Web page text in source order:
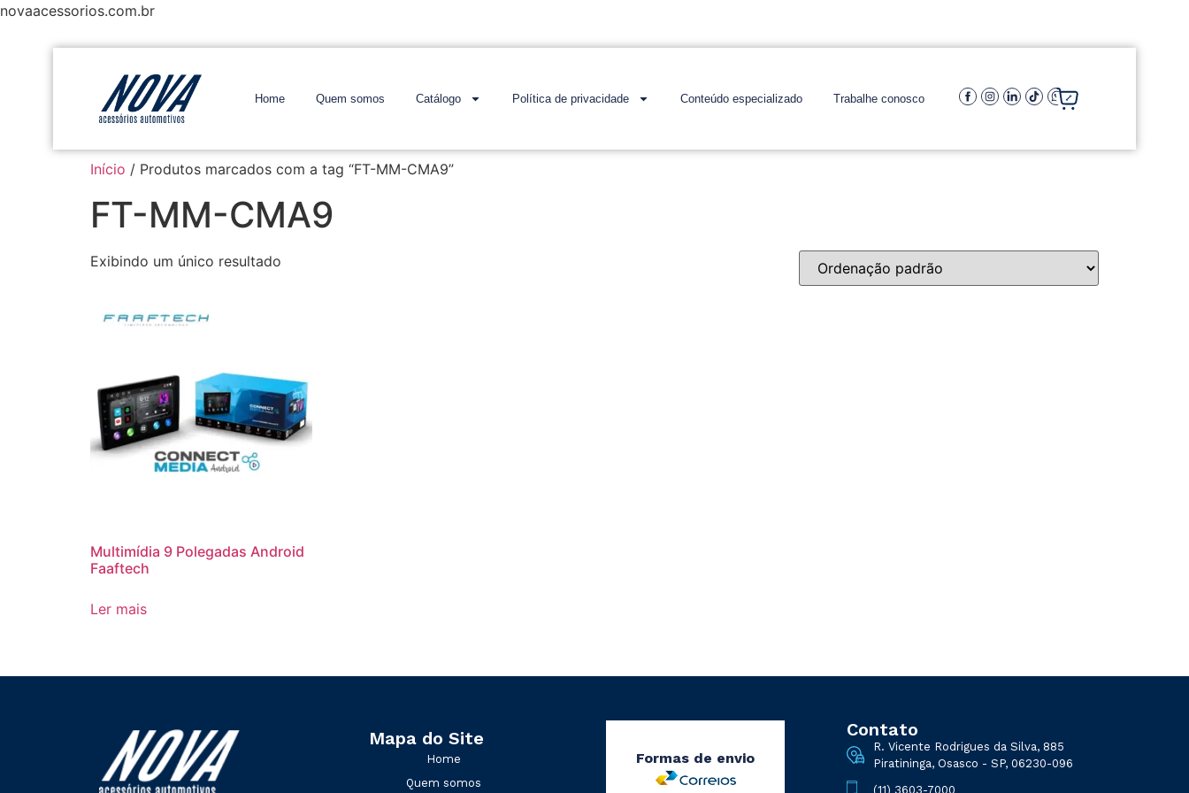
novaacessorios.com.br
Home Quem somos Catálogo Política de privacidade Conteúdo especializado Trabalhe conosco
Início / Produtos marcados com a tag “FT-MM-CMA9”
FT-MM-CMA9
Exibindo um único resultado
Multimídia 9 Polegadas Android
Faaftech
Ler mais
Mapa do Site
Home
Quem somos
Formas de envio
Contato
R. Vicente Rodrigues da Silva, 885
Piratininga, Osasco - SP, 06230-096
(11) 3603-7000